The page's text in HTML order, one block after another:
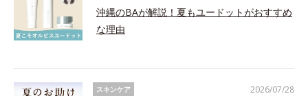
沖縄のBAが解説！夏もユードットがおすすめ
な理由
スキンケア 2026/07/28